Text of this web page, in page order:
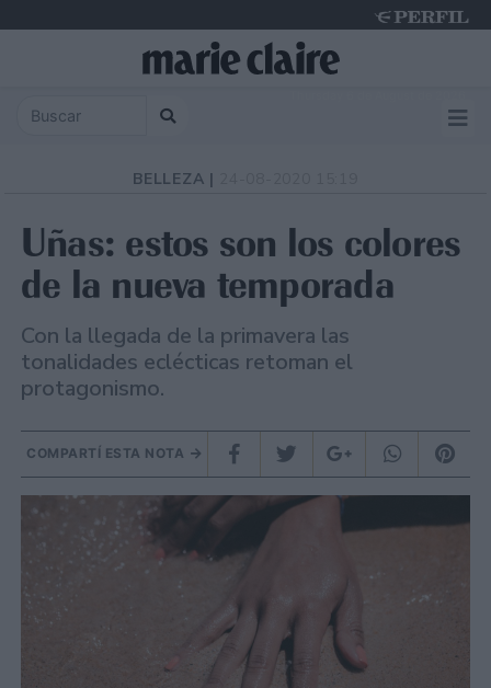
BELLEZA |
Uñas: estos son los colores
de la nueva temporada
Con la llegada de la primavera las
tonalidades eclécticas retoman el
protagonismo.
COMPARTÍ ESTA NOTA